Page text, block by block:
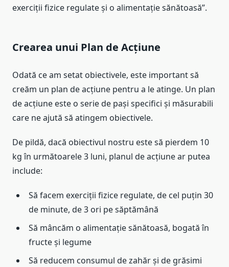
exerciții fizice regulate și o alimentație sănătoasă”.
Crearea unui Plan de Acțiune
Odată ce am setat obiectivele, este important să
creăm un plan de acțiune pentru a le atinge. Un plan
de acțiune este o serie de pași specifici și măsurabili
care ne ajută să atingem obiectivele.
De pildă, dacă obiectivul nostru este să pierdem 10
kg în următoarele 3 luni, planul de acțiune ar putea
include:
Să facem exerciții fizice regulate, de cel puțin 30
de minute, de 3 ori pe săptămână
Să mâncăm o alimentație sănătoasă, bogată în
fructe și legume
Să reducem consumul de zahăr și de grăsimi